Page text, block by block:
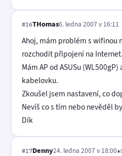
#16THomas6. ledna 2007 v 16:11
Ahoj, mám problém s wifinou
rozchodit připojení na Internet.
Mám AP od ASUSu
kabelovku.
Zkoušel jsem nastavení, co
Nevíš co s tím nebo nevěděl
Dík
#17Denny24. ledna 2007 v 18:00